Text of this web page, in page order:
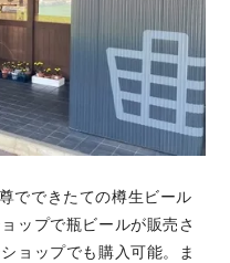
でできたての樽生ビール
ップで瓶ビールが販売さ
ョップでも購入可能。ま